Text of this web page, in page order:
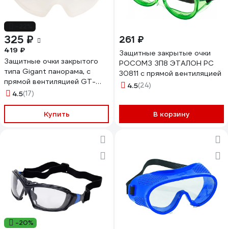
325 ₽
419 ₽
Защитные очки закрытого
типа Gigant панорама, с
прямой вентиляцией GT-
211114.5(17)
Купить
261 ₽
Защитные закрытые очки
РОСОМЗ ЗП8 ЭТАЛОН РС
30811 с прямой вентиляцией
4.5(24)
В корзину
-20%